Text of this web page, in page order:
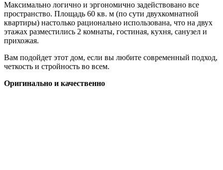
Максимально логично и эргономично задействовано все
пространство. Площадь 60 кв. м (по сути двухкомнатной
квартиры) настолько рационально использована, что на двух
этажах разместились 2 комнаты, гостиная, кухня, санузел и
прихожая.
Вам подойдет этот дом, если вы любите современный подход,
четкость и стройность во всем.
Оригинально и качественно